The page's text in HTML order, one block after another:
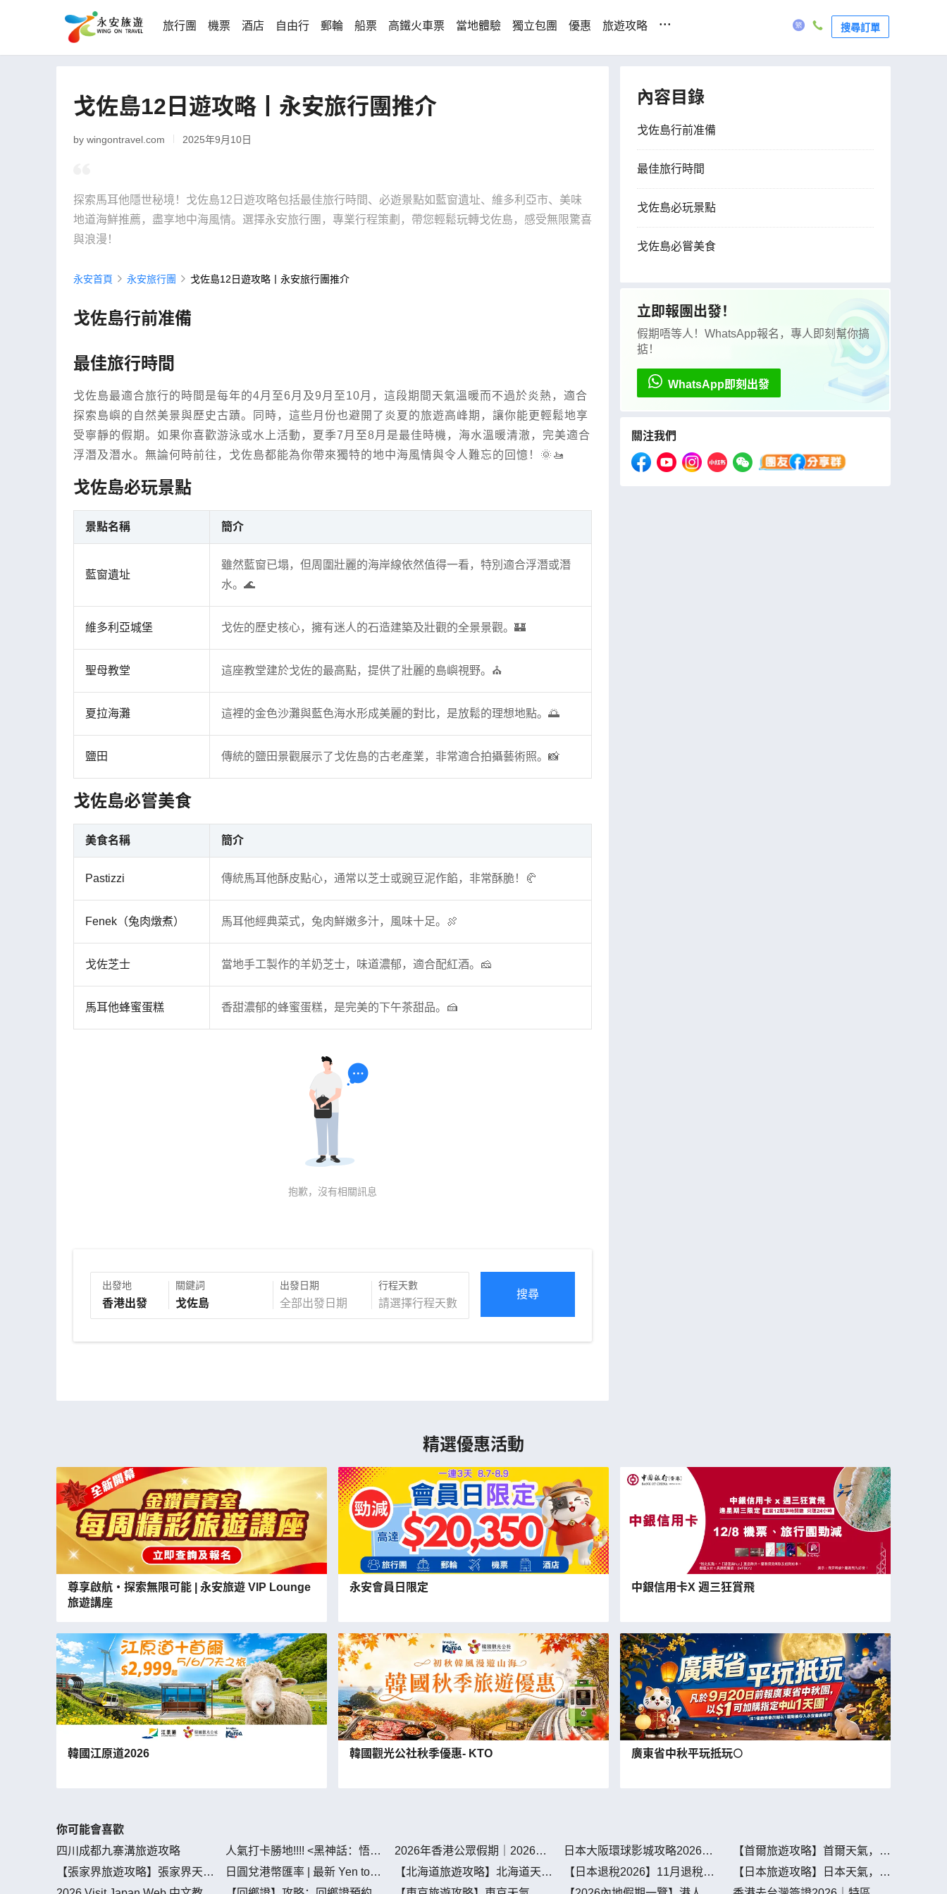
旅行團 機票 酒店 自由行 郵輪 船票 高鐵火車票 當地體驗 獨立包團 優惠 旅遊攻略 ... 搜尋訂單
戈佐島12日遊攻略丨永安旅行團推介
by wingontravel.com 2025年9月10日
探索馬耳他隱世秘境！戈佐島12日遊攻略包括最佳旅行時間、必遊景點如藍窗遺址、維多利亞市、美味
地道海鮮推薦，盡享地中海風情。選擇永安旅行團，專業行程策劃，帶您輕鬆玩轉戈佐島，感受無限驚喜
與浪漫！
永安首頁 永安旅行團 戈佐島12日遊攻略丨永安旅行團推介
戈佐島行前准備
最佳旅行時間
戈佐島最適合旅行的時間是每年的4月至6月及9月至10月，這段期間天氣溫暖而不過於炎熱，適合
探索島嶼的自然美景與歷史古蹟。同時，這些月份也避開了炎夏的旅遊高峰期，讓你能更輕鬆地享
受寧靜的假期。如果你喜歡游泳或水上活動，夏季7月至8月是最佳時機，海水溫暖清澈，完美適合
浮潛及潛水。無論何時前往，戈佐島都能為你帶來獨特的地中海風情與令人難忘的回憶！🌞🚤
戈佐島必玩景點
景點名稱 簡介
藍窗遺址
雖然藍窗已塌，但周圍壯麗的海岸線依然值得一看，特別適合浮潛或潛
水。🌊
維多利亞城堡 戈佐的歷史核心，擁有迷人的石造建築及壯觀的全景景觀。🏰
聖母教堂 這座教堂建於戈佐的最高點，提供了壯麗的島嶼視野。⛪️
夏拉海灘 這裡的金色沙灘與藍色海水形成美麗的對比，是放鬆的理想地點。🌅
鹽田 傳統的鹽田景觀展示了戈佐島的古老產業，非常適合拍攝藝術照。📸
戈佐島必嘗美食
美食名稱 簡介
Pastizzi 傳統馬耳他酥皮點心，通常以芝士或豌豆泥作餡，非常酥脆！🥐
Fenek（兔肉燉煮） 馬耳他經典菜式，兔肉鮮嫩多汁，風味十足。🍖
戈佐芝士 當地手工製作的羊奶芝士，味道濃郁，適合配紅酒。🧀
馬耳他蜂蜜蛋糕 香甜濃郁的蜂蜜蛋糕，是完美的下午茶甜品。🍰
抱歉，沒有相關訊息
出發地 關鍵詞 出發日期 行程天數
搜尋
內容目錄
戈佐島行前准備
最佳旅行時間
戈佐島必玩景點
戈佐島必嘗美食
立即報團出發！
假期唔等人！WhatsApp報名，專人即刻幫你搞
掂！
WhatsApp即刻出發
關注我們
精選優惠活動
尊享啟航・探索無限可能 | 永安旅遊 VIP Lounge
旅遊講座
永安會員日限定 中銀信用卡X 週三狂賞飛
韓國江原道2026 韓國觀光公社秋季優惠- KTO 廣東省中秋平玩抵玩🌕
你可能會喜歡
四川成都九寨溝旅遊攻略
人氣打卡勝地!!!! <黑神話：悟空
> 取景地
2026年香港公眾假期｜2026年
請假攻略,2026年月曆 紅日端午
日本大阪環球影城攻略2026門
票/必玩設施/交通住宿全指南
【首爾旅遊攻略】首爾天氣，氣
候，氣溫
【張家界旅遊攻略】張家界天
氣，氣候，氣溫
日圓兌港幣匯率 | 最新 Yen to
HKD 兌換資訊
【北海道旅遊攻略】北海道天
氣，氣候，氣溫
【日本退稅2026】11月退稅新
制懶人包！機場退稅流程、取消
【日本旅遊攻略】日本天氣，氣
候，氣溫